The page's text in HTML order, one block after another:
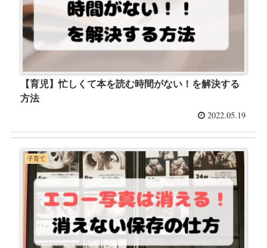
【育児】忙しくて本を読む時間がない！を解決する
方法
2022.05.19
子育て